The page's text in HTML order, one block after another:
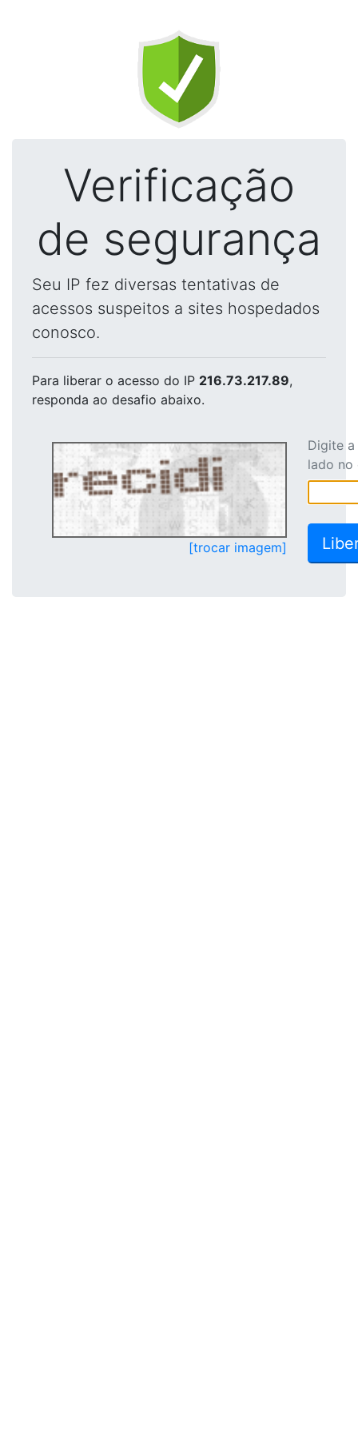
Verificação
de segurança
Seu IP fez diversas tentativas de
acessos suspeitos a sites hospedados
conosco.
Para liberar o acesso do IP 216.73.217.89,
responda ao desafio abaixo.
[trocar imagem]
Digite
lado no